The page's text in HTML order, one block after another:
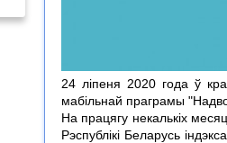
24 ліпеня 2020 года ў
мабільнай праграмы
На працягу некалькіх
Рэспублікі Беларусь